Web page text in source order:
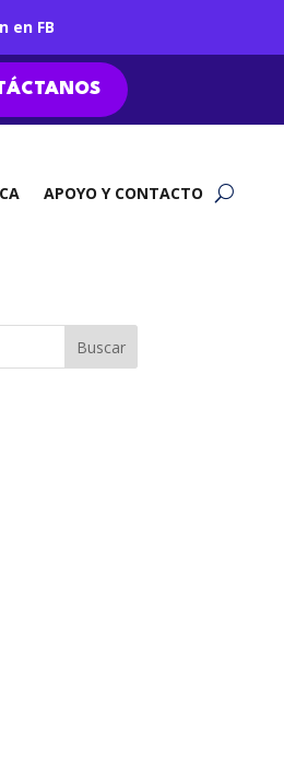
en FB
APOYO Y CONTACTO